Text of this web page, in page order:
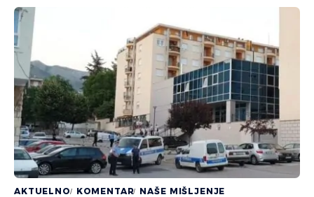
DIREKT PRIČE NAŠE MIŠLJENJE
I BI NEDELJA:
Vreme leti, mostovi padaju, a
đura svoju priču gura
MILANKA KOVAČEVIĆ 5 MINUTA ČITANJA
AKTUELNO KOMENTAR NAŠE MIŠLJENJE